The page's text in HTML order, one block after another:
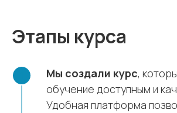
Этапы курса
Мы создали курс,
обучение доступным и
Удобная платформа